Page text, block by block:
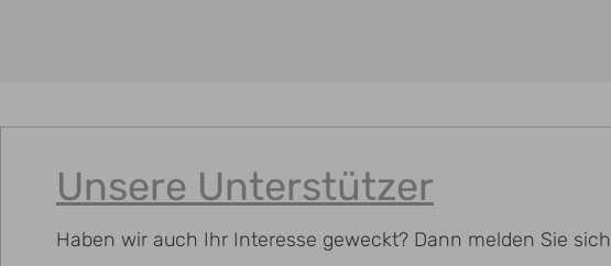
Unsere Unterstützer
Haben wir auch Ihr Interesse geweckt? Dann melden Sie sich